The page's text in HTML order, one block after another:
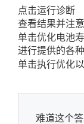
点击运行诊断
查看结果并注
单击优化电池
进行提供的各
单击执行优化
难道这个答